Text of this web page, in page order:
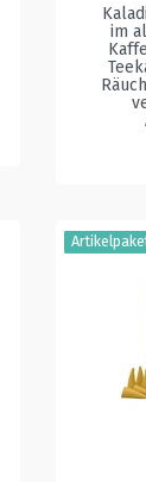
im